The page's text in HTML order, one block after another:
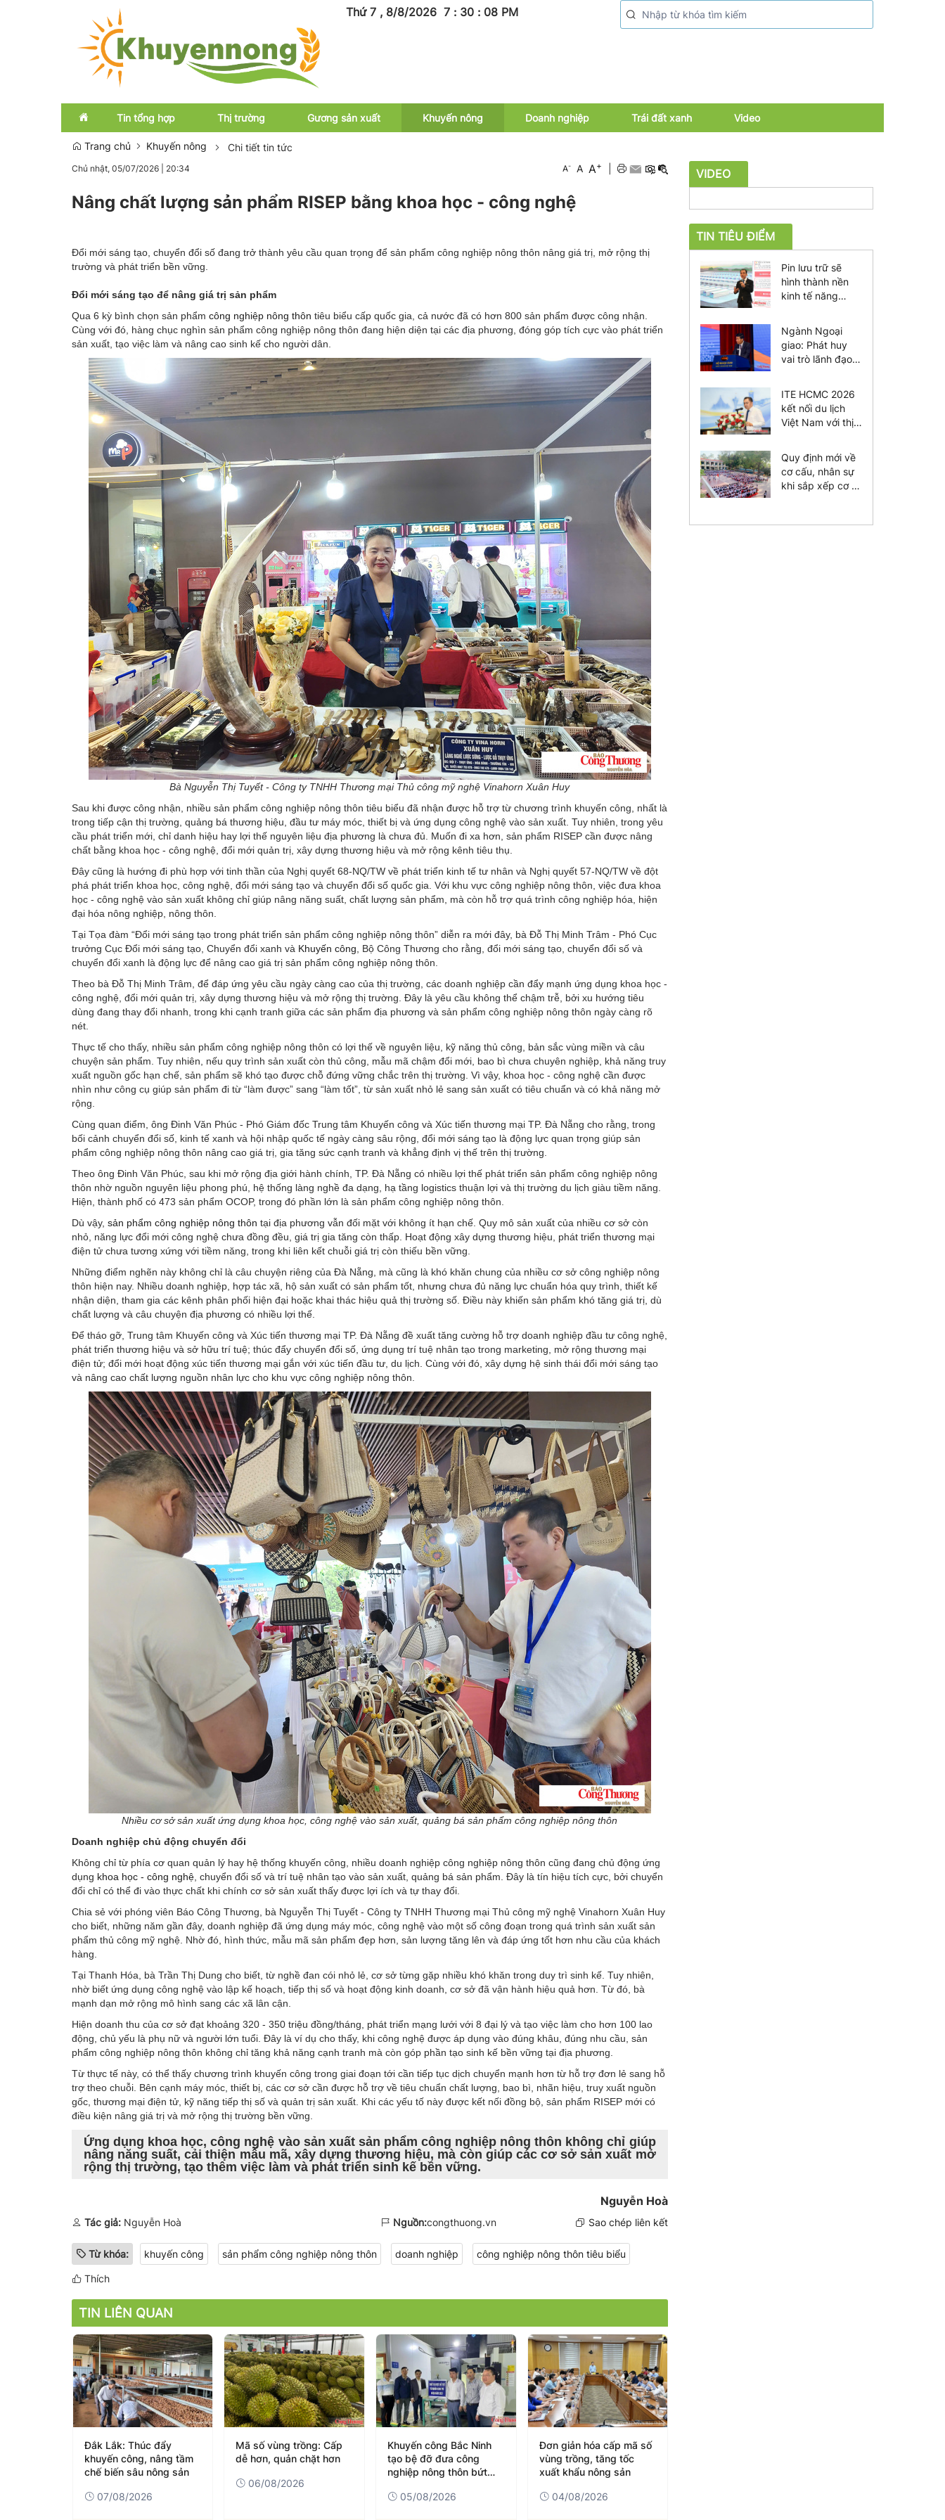
Thứ 7 , 8/8/2026 7 : 30 : 10PM
Tin tổng hợp
OCOP
Thị trường
Quốc tế
Gương sản xuất Khuyến nông Doanh nghiệp Trái đất xanh Video
Trang chủ Khuyến nông Chi tiết tin tức
Chủ nhật, 05/07/2026 20:34 A- A A+
Nâng chất lượng sản phẩm RISEP bằng khoa học - công nghệ
Đổi mới sáng tạo, chuyển đổi số đang trở thành yêu cầu quan trọng để sản phẩm công nghiệp nông thôn nâng giá trị, mở rộng thị
trường và phát triển bền vững.
Đổi mới sáng tạo để nâng giá trị sản phẩm
Qua 6 kỳ bình chọn sản phẩm công nghiệp nông thôn tiêu biểu cấp quốc gia, cả nước đã có hơn 800 sản phẩm được công nhận.
Cùng với đó, hàng chục nghìn sản phẩm công nghiệp nông thôn đang hiện diện tại các địa phương, đóng góp tích cực vào phát triển
sản xuất, tạo việc làm và nâng cao sinh kế cho người dân.
Bà Nguyễn Thị Tuyết - Công ty TNHH Thương mại Thủ công mỹ nghệ Vinahorn Xuân Huy
Sau khi được công nhận, nhiều sản phẩm công nghiệp nông thôn tiêu biểu đã nhận được hỗ trợ từ chương trình khuyến công, nhất là
trong tiếp cận thị trường, quảng bá thương hiệu, đầu tư máy móc, thiết bị và ứng dụng công nghệ vào sản xuất. Tuy nhiên, trong yêu
cầu phát triển mới, chỉ danh hiệu hay lợi thế nguyên liệu địa phương là chưa đủ. Muốn đi xa hơn, sản phẩm RISEP cần được nâng
chất bằng khoa học - công nghệ, đổi mới quản trị, xây dựng thương hiệu và mở rộng kênh tiêu thụ.
Đây cũng là hướng đi phù hợp với tinh thần của Nghị quyết 68-NQ/TW về phát triển kinh tế tư nhân và Nghị quyết 57-NQ/TW về đột
phá phát triển khoa học, công nghệ, đổi mới sáng tạo và chuyển đổi số quốc gia. Với khu vực công nghiệp nông thôn, việc đưa khoa
học - công nghệ vào sản xuất không chỉ giúp nâng năng suất, chất lượng sản phẩm, mà còn hỗ trợ quá trình công nghiệp hóa, hiện
đại hóa nông nghiệp, nông thôn.
Tại Tọa đàm “Đổi mới sáng tạo trong phát triển sản phẩm công nghiệp nông thôn” diễn ra mới đây, bà Đỗ Thị Minh Trâm - Phó Cục
trưởng Cục Đổi mới sáng tạo, Chuyển đổi xanh và Khuyến công , Bộ Công Thương cho rằng, đổi mới sáng tạo, chuyển đổi số và
chuyển đổi xanh là động lực để nâng cao giá trị sản phẩm công nghiệp nông thôn.
Theo bà Đỗ Thị Minh Trâm, để đáp ứng yêu cầu ngày càng cao của thị trường, các doanh nghiệp cần đẩy mạnh ứng dụng khoa học -
công nghệ, đổi mới quản trị, xây dựng thương hiệu và mở rộng thị trường. Đây là yêu cầu không thể chậm trễ, bởi xu hướng tiêu
dùng đang thay đổi nhanh, trong khi cạnh tranh giữa các sản phẩm địa phương và sản phẩm công nghiệp nông thôn ngày càng rõ
nét.
Thực tế cho thấy, nhiều sản phẩm công nghiệp nông thôn có lợi thế về nguyên liệu, kỹ năng thủ công, bản sắc vùng miền và câu
chuyện sản phẩm. Tuy nhiên, nếu quy trình sản xuất còn thủ công, mẫu mã chậm đổi mới, bao bì chưa chuyên nghiệp, khả năng truy
xuất nguồn gốc hạn chế, sản phẩm sẽ khó tạo được chỗ đứng vững chắc trên thị trường. Vì vậy, khoa học - công nghệ cần được
nhìn như công cụ giúp sản phẩm đi từ “làm được” sang “làm tốt”, từ sản xuất nhỏ lẻ sang sản xuất có tiêu chuẩn và có khả năng mở
rộng.
Cùng quan điểm, ông Đinh Văn Phúc - Phó Giám đốc Trung tâm Khuyến công và Xúc tiến thương mại TP. Đà Nẵng cho rằng, trong
bối cảnh chuyển đổi số, kinh tế xanh và hội nhập quốc tế ngày càng sâu rộng, đổi mới sáng tạo là động lực quan trọng giúp sản
phẩm công nghiệp nông thôn nâng cao giá trị, gia tăng sức cạnh tranh và khẳng định vị thế trên thị trường.
Theo ông Đinh Văn Phúc, sau khi mở rộng địa giới hành chính, TP. Đà Nẵng có nhiều lợi thế phát triển sản phẩm công nghiệp nông
thôn nhờ nguồn nguyên liệu phong phú, hệ thống làng nghề đa dạng, hạ tầng logistics thuận lợi và thị trường du lịch giàu tiềm năng.
Hiện, thành phố có 473 sản phẩm OCOP, trong đó phần lớn là sản phẩm công nghiệp nông thôn.
Dù vậy, sản phẩm công nghiệp nông thôn tại địa phương vẫn đối mặt với không ít hạn chế. Quy mô sản xuất của nhiều cơ sở còn
nhỏ, năng lực đổi mới công nghệ chưa đồng đều, giá trị gia tăng còn thấp. Hoạt động xây dựng thương hiệu, phát triển thương mại
điện tử chưa tương xứng với tiềm năng, trong khi liên kết chuỗi giá trị còn thiếu bền vững.
Những điểm nghẽn này không chỉ là câu chuyện riêng của Đà Nẵng, mà cũng là khó khăn chung của nhiều cơ sở công nghiệp nông
thôn hiện nay. Nhiều doanh nghiệp, hợp tác xã, hộ sản xuất có sản phẩm tốt, nhưng chưa đủ năng lực chuẩn hóa quy trình, thiết kế
nhận diện, tham gia các kênh phân phối hiện đại hoặc khai thác hiệu quả thị trường số. Điều này khiến sản phẩm khó tăng giá trị, dù
chất lượng và câu chuyện địa phương có nhiều lợi thế.
Để tháo gỡ, Trung tâm Khuyến công và Xúc tiến thương mại TP. Đà Nẵng đề xuất tăng cường hỗ trợ doanh nghiệp đầu tư công nghệ,
phát triển thương hiệu và sở hữu trí tuệ; thúc đẩy chuyển đổi số, ứng dụng trí tuệ nhân tạo trong marketing, mở rộng thương mại
điện tử; đổi mới hoạt động xúc tiến thương mại gắn với xúc tiến đầu tư, du lịch. Cùng với đó, xây dựng hệ sinh thái đổi mới sáng tạo
và nâng cao chất lượng nguồn nhân lực cho khu vực công nghiệp nông thôn.
Nhiều cơ sở sản xuất ứng dụng khoa học, công nghệ vào sản xuất, quảng bá sản phẩm công nghiệp nông thôn
Doanh nghiệp chủ động chuyển đổi
Không chỉ từ phía cơ quan quản lý hay hệ thống khuyến công, nhiều doanh nghiệp công nghiệp nông thôn cũng đang chủ động ứng
dụng khoa học - công nghệ , chuyển đổi số và trí tuệ nhân tạo vào sản xuất, quảng bá sản phẩm. Đây là tín hiệu tích cực, bởi chuyển
đổi chỉ có thể đi vào thực chất khi chính cơ sở sản xuất thấy được lợi ích và tự thay đổi.
Chia sẻ với phóng viên Báo Công Thương, bà Nguyễn Thị Tuyết - Công ty TNHH Thương mại Thủ công mỹ nghệ Vinahorn Xuân Huy
cho biết, những năm gần đây, doanh nghiệp đã ứng dụng máy móc, công nghệ vào một số công đoạn trong quá trình sản xuất sản
phẩm thủ công mỹ nghệ. Nhờ đó, hình thức, mẫu mã sản phẩm đẹp hơn, sản lượng tăng lên và đáp ứng tốt hơn nhu cầu của khách
hàng.
Tại Thanh Hóa, bà Trần Thị Dung cho biết, từ nghề đan cói nhỏ lẻ, cơ sở từng gặp nhiều khó khăn trong duy trì sinh kế. Tuy nhiên,
nhờ biết ứng dụng công nghệ vào lập kế hoạch, tiếp thị số và hoạt động kinh doanh, cơ sở đã vận hành hiệu quả hơn. Từ đó, bà
mạnh dạn mở rộng mô hình sang các xã lân cận.
Hiện doanh thu của cơ sở đạt khoảng 320 - 350 triệu đồng/tháng, phát triển mạng lưới với 8 đại lý và tạo việc làm cho hơn 100 lao
động, chủ yếu là phụ nữ và người lớn tuổi. Đây là ví dụ cho thấy, khi công nghệ được áp dụng vào đúng khâu, đúng nhu cầu, sản
phẩm công nghiệp nông thôn không chỉ tăng khả năng cạnh tranh mà còn góp phần tạo sinh kế bền vững tại địa phương.
Từ thực tế này, có thể thấy chương trình khuyến công trong giai đoạn tới cần tiếp tục dịch chuyển mạnh hơn từ hỗ trợ đơn lẻ sang hỗ
trợ theo chuỗi. Bên cạnh máy móc, thiết bị, các cơ sở cần được hỗ trợ về tiêu chuẩn chất lượng, bao bì, nhãn hiệu, truy xuất nguồn
gốc, thương mại điện tử, kỹ năng tiếp thị số và quản trị sản xuất. Khi các yếu tố này được kết nối đồng bộ, sản phẩm RISEP mới có
điều kiện nâng giá trị và mở rộng thị trường bền vững.
Ứng dụng khoa học, công nghệ vào sản xuất sản phẩm công nghiệp nông thôn không chỉ giúp
nâng năng suất, cải thiện mẫu mã, xây dựng thương hiệu, mà còn giúp các cơ sở sản xuất mở
rộng thị trường, tạo thêm việc làm và phát triển sinh kế bền vững.
Nguyễn Hoà
Tác giả: Nguyễn Hoà Nguồn:congthuong.vn Sao chép liên kết
Từ khóa: khuyến công sản phẩm công nghiệp nông thôn doanh nghiệp công nghiệp nông thôn tiêu biểu
Thích
TIN LIÊN QUAN
Đắk Lắk: Thúc đẩy
khuyến công, nâng tầm
chế biến sâu nông sản
07/08/2026
Mã số vùng trồng: Cấp
dễ hơn, quản chặt hơn
06/08/2026
Khuyến công Bắc Ninh
tạo bệ đỡ đưa công
nghiệp nông thôn bứt
05/08/2026
Đơn giản hóa cấp mã số
vùng trồng, tăng tốc
xuất khẩu nông sản
04/08/2026
VIDEO
TIN TIÊU ĐIỂM
Pin lưu trữ sẽ
hình thành nền
kinh tế năng
Ngành Ngoại
giao: Phát huy
vai trò lãnh đạo
ITE HCMC 2026
kết nối du lịch
Việt Nam với thị
Quy định mới về
cơ cấu, nhân sự
khi sắp xếp cơ sở